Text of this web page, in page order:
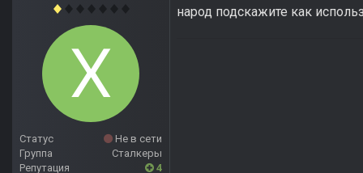
Статус
Не в сети
Группа
Сталкеры
Репутация
4
народ подскажите как